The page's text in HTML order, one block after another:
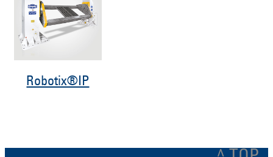
Robotix®IP